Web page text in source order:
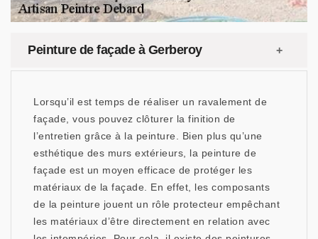
Peinture de façade à Gerberoy
Lorsqu’il est temps de réaliser un ravalement de
façade, vous pouvez clôturer la finition de
l’entretien grâce à la peinture. Bien plus qu’une
esthétique des murs extérieurs, la peinture de
façade est un moyen efficace de protéger les
matériaux de la façade. En effet, les composants
de la peinture jouent un rôle protecteur empêchant
les matériaux d’être directement en relation avec